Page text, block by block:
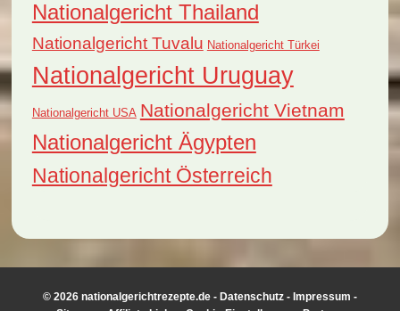
Nationalgericht Thailand
Nationalgericht Tuvalu Nationalgericht Türkei
Nationalgericht Uruguay
Nationalgericht USA Nationalgericht Vietnam
Nationalgericht Ägypten
Nationalgericht Österreich
© 2026 nationalgerichtrezepte.de - Datenschutz - Impressum -